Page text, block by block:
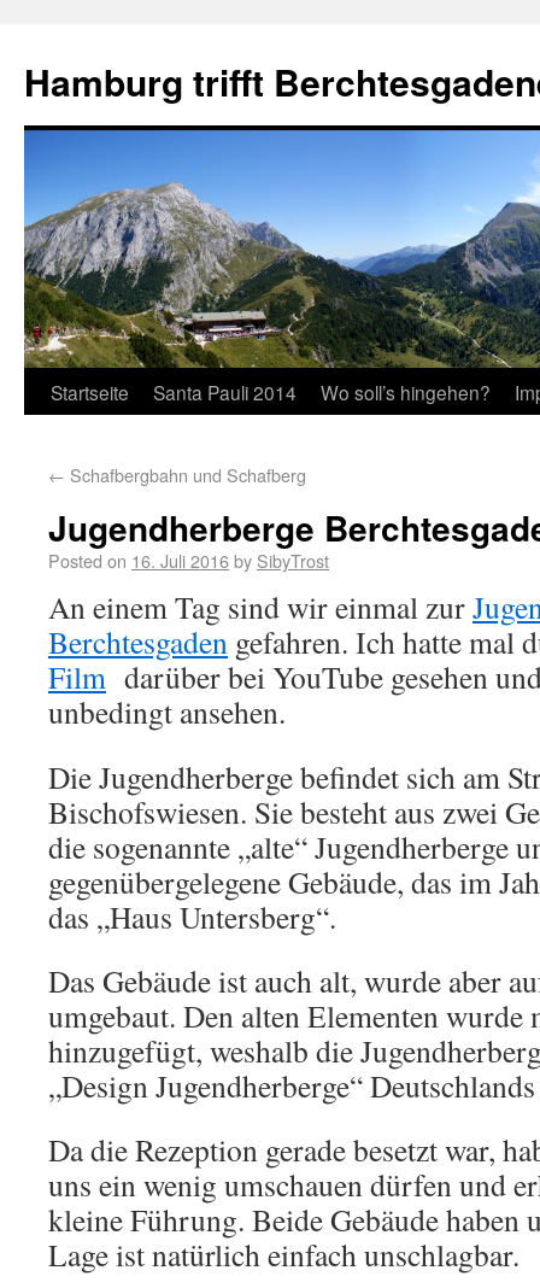
Hamburg trifft
Startseite Santa Pauli 2014 Wo soll’s hingehen?
← Schafbergbahn und Schafberg
Jugendherberge
Posted on 16. Juli 2016by SibyTrost
An einem Tag sind wir einmal zur
Berchtesgaden gefahren. Ich hatte mal
Film darüber bei YouTube gesehen
unbedingt ansehen.
Die Jugendherberge befindet sich am
Bischofswiesen. Sie besteht aus zwei
die sogenannte „alte“ Jugendherberge
gegenübergelegene Gebäude, das im
das „Haus Untersberg“.
Das Gebäude ist auch alt, wurde aber
umgebaut. Den alten Elementen wurde
hinzugefügt, weshalb die
„Design Jugendherberge“
Da die Rezeption gerade besetzt war,
uns ein wenig umschauen dürfen und
kleine Führung. Beide Gebäude haben
Lage ist natürlich einfach unschlagbar.